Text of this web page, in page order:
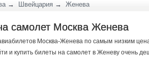
→ Швейцария → Женева
самолет Москва Женева
Москва-Женева по самым низким
и купить билеты на самолет в Женеву очень